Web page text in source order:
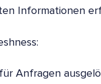
Informationen
Anfragen